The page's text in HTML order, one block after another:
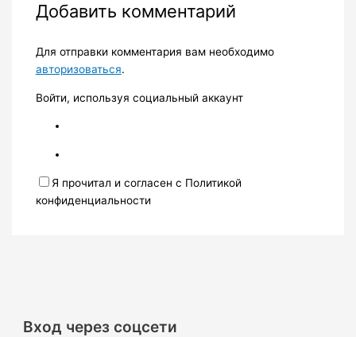
Добавить комментарий
Для отправки комментария вам необходимо
авторизоваться.
Войти, используя социальный аккаунт
Я прочитал и согласен с Политикой
конфиденциальности
Вход через соцсети